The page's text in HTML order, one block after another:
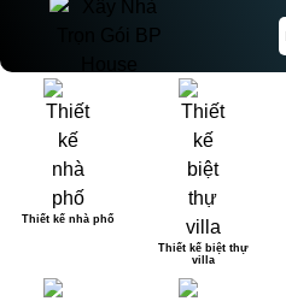
Thiết kế nhà phố
Thiết kế biệt thự
villa